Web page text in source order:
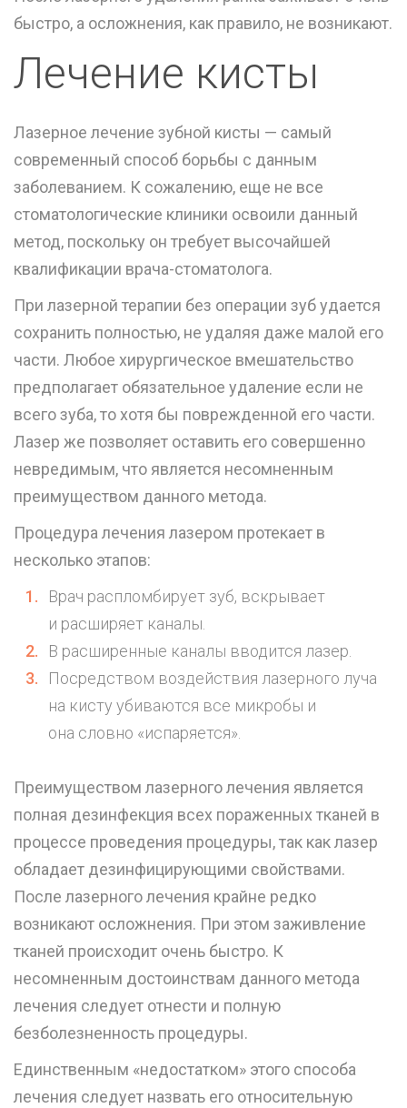
быстро, а осложнения, как правило, не возникают.
Лечение кисты
Лазерное лечение зубной кисты — самый
современный способ борьбы с данным
заболеванием. К сожалению, еще не все
стоматологические клиники освоили данный
метод, поскольку он требует высочайшей
квалификации врача-стоматолога.
При лазерной терапии без операции зуб удается
сохранить полностью, не удаляя даже малой его
части. Любое хирургическое вмешательство
предполагает обязательное удаление если не
всего зуба, то хотя бы поврежденной его части.
Лазер же позволяет оставить его совершенно
невредимым, что является несомненным
преимуществом данного метода.
Процедура лечения лазером протекает в
несколько этапов:
Врач распломбирует зуб, вскрывает
и расширяет каналы.
В расширенные каналы вводится лазер.
Посредством воздействия лазерного луча
на кисту убиваются все микробы и
она словно «испаряется».
Преимуществом лазерного лечения является
полная дезинфекция всех пораженных тканей в
процессе проведения процедуры, так как лазер
обладает дезинфицирующими свойствами.
После лазерного лечения крайне редко
возникают осложнения. При этом заживление
тканей происходит очень быстро. К
несомненным достоинствам данного метода
лечения следует отнести и полную
безболезненность процедуры.
Единственным «недостатком» этого способа
лечения следует назвать его относительную